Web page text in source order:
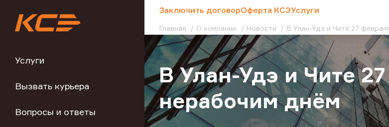
Услуги
Вызвать курьера
Вопросы и ответы
Заключить договорОферта КСЭУслуги
Главная О компании Новости В Улан-Удэ и Чите 27
В Улан-Удэ и Чите
нерабочим днём